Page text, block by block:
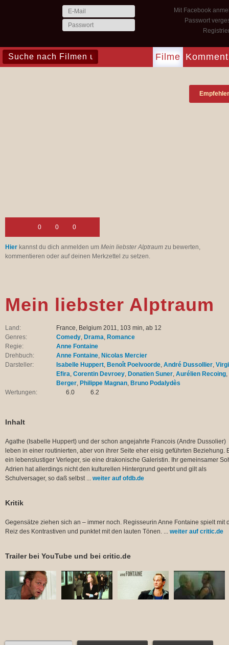
Mit Facebook
Passwort
Filme
0 0 0
Hier kannst du dich anmelden um Mein liebster Alptraum zu bewerten,
kommentieren oder auf deinen Merkzettel zu setzen.
Mein liebster Alptraum
Land:
France, Belgium 2011, 103 min, ab 12
Genres:
Comedy, Drama, Romance
Regie:
Anne Fontaine
Drehbuch:
Anne Fontaine, Nicolas Mercier
Darsteller:
Isabelle Huppert, Benoît Poelvoorde, André Dussollier,
Efira, Corentin Devroey, Donatien Suner, Aurélien Recoing,
Berger, Philippe Magnan, Bruno Podalydès
Wertungen:
6.0 6.2
Inhalt
Agathe (Isabelle Huppert) und der schon angejahrte Francois (Andre Dussolier)
leben in einer routinierten, aber von ihrer Seite eher eisig geführten Beziehung.
ein lebenslustiger Verleger, sie eine drakonische Galeristin. Ihr gemeinsamer
Adrien hat allerdings nicht den kulturellen Hintergrund geerbt und gilt als
Schulversager, so daß selbst ... weiter auf ofdb.de
Kritik
Gegensätze ziehen sich an – immer noch. Regisseurin Anne Fontaine spielt mit
Reiz des Kontrastiven und punktet mit den lauten Tönen. ... weiter auf critic.de
Trailer bei YouTube und bei critic.de